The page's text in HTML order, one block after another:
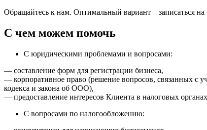
Обращайтесь к нам. Оптимальный вариант – записаться
С чем можем помочь
С юридическими проблемами и вопросами:
— составление форм для регистрации бизнеса,
— корпоративное право (решение вопросов, связанных с
кодекса и закона об ООО),
— предоставление интересов Клиента в налоговых
С вопросами по налогообложению: